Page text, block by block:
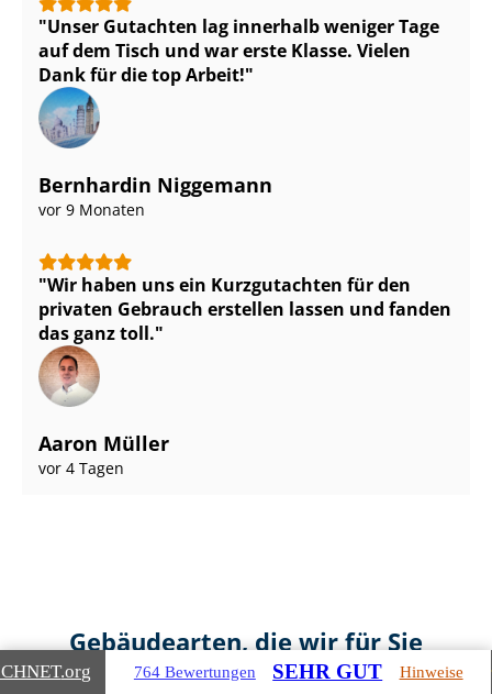
Unser Gutachten lag innerhalb weniger Tage
auf dem Tisch und war erste Klasse. Vielen
Dank für die top Arbeit!
Bernhardin Niggemann
vor 9 Monaten
Wir haben uns ein Kurzgutachten für den
privaten Gebrauch erstellen lassen und fanden
das ganz toll.
Aaron Müller
vor 4 Tagen
Gebäudearten, die wir für Sie
bewerten
.org 764 Bewertungen SEHR GUT Hinweise